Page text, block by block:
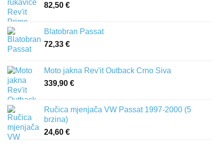
82,50 €
Blatobran Passat
72,33 €
Moto jakna Rev'it Outback Crno Siva
339,90 €
Ručica mjenjača VW Passat 1997-2000 (5
brzina)
24,60 €